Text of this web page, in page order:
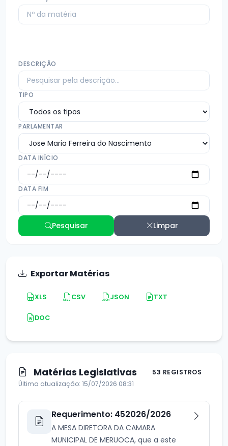
DESCRIÇÃO
TIPO
PARLAMENTAR
DATA INÍCIO
DATA FIM
Pesquisar Limpar
Exportar Matérias
XLS CSV JSON TXT
DOC
Matérias Legislativas
53 REGISTROS
Última atualização: 15/07/2026 08:31
Requerimento: 452026/2026
A MESA DIRETORA DA CAMARA
MUNICIPAL DE MERUOCA, que a este